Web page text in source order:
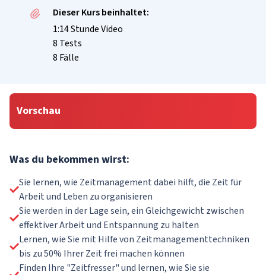
Dieser Kurs beinhaltet:
1:14 Stunde Video
8 Tests
8 Fälle
Vorschau
Was du bekommen wirst:
Sie lernen, wie Zeitmanagement dabei hilft, die Zeit für
Arbeit und Leben zu organisieren
Sie werden in der Lage sein, ein Gleichgewicht zwischen
effektiver Arbeit und Entspannung zu halten
Lernen, wie Sie mit Hilfe von Zeitmanagementtechniken
bis zu 50% Ihrer Zeit frei machen können
Finden Ihre "Zeitfresser" und lernen, wie Sie sie